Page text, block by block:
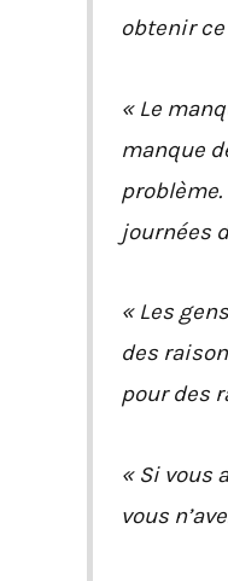
obtenir ce
« Le
manque
journées
« Les
des
pour des
« Si vous
vous